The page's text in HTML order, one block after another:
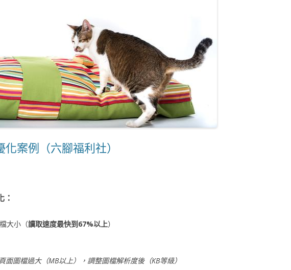
化案例（六腳福利社）
：
大小（讀取速度最快到67%以上）
面圖檔過大（MB以上），調整圖檔解析度後（KB等級）